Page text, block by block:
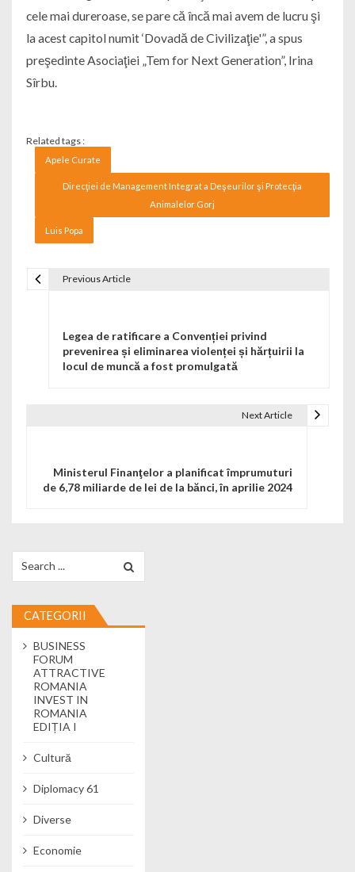
cele mai dureroase, se pare că încă mai avem de lucru şi
la acest capitol numit ‘Dovadă de Civilizaţie'”, a spus
preşedinte Asociaţiei „Tem for Next Generation”, Irina
Sîrbu.
Related tags :
Apele Curate
Direcţiei de Management Integrat a Deşeurilor şi Protecţia
Animalelor Gorj
Luis Popa
Previous Article
Legea de ratificare a Convenției privind
prevenirea și eliminarea violenței și hărțuirii la
locul de muncă a fost promulgată
Next Article
Ministerul Finanţelor a planificat împrumuturi
de 6,78 miliarde de lei de la bănci, în aprilie 2024
CATEGORII
BUSINESS
FORUM
ATTRACTIVE
ROMANIA
INVEST IN
ROMANIA
EDIȚIA I
Cultură
Diplomacy 61
Diverse
Economie